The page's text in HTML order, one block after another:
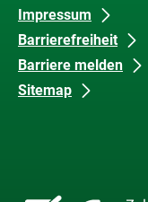
Impressum
Barrierefreiheit
Barriere melden
Sitemap